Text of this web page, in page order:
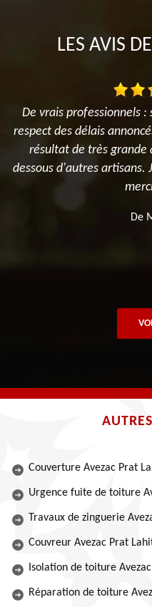
LES AVIS
De vrais professionnels :
respect des délais
résultat de très grande
dessous d'autres artisans.
De
Couverture Avezac Prat
Urgence fuite de toiture
Travaux de zinguerie
Couvreur Avezac Prat
Isolation de toiture
Réparation de toiture